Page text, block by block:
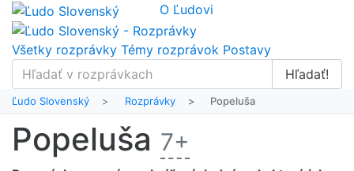
O Ľudovi
Všetky rozprávky Témy rozprávok Postavy
Hľadať!
Ľudo Slovenský Rozprávky Popeluša
Popeluša 7+